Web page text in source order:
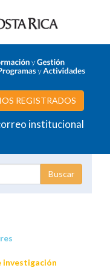
REGISTRADOS
institucional
investigación